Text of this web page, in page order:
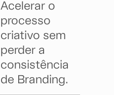
Acelerar o
processo
criativo sem
perder a
consistência
de Branding.